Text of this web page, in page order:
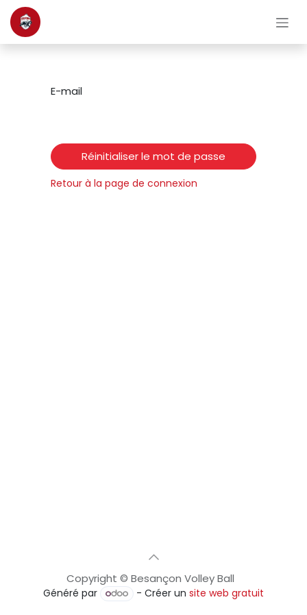
Se rendre au contenu
E-mail
Réinitialiser le mot de passe
Retour à la page de connexion
Copyright © Besançon Volley Ball
Généré par - Créer un site web gratuit